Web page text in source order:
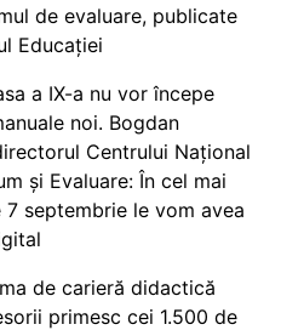
de evaluare, publicate
Educației
a IX-a nu vor începe
noi. Bogdan
Centrului Național
și Evaluare: În cel mai
7 septembrie le vom avea
de carieră didactică
primesc cei 1.500 de